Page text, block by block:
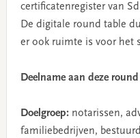
certificatenregister van
De digitale round table
er ook ruimte is voor het
Deelname aan deze
Doelgroep:notarissen,
familiebedrijven,